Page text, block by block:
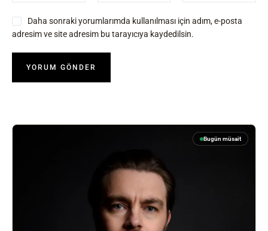
Daha sonraki yorumlarımda kullanılması için adım, e-posta
adresim ve site adresim bu tarayıcıya kaydedilsin.
Bugün müsait